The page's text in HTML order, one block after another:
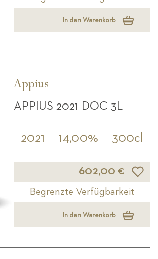
In den Warenkorb
Appius
APPIUS 2021 DOC 3L
2021 14,00% 300cl
602,00 €
Begrenzte Verfügbarkeit
In den Warenkorb